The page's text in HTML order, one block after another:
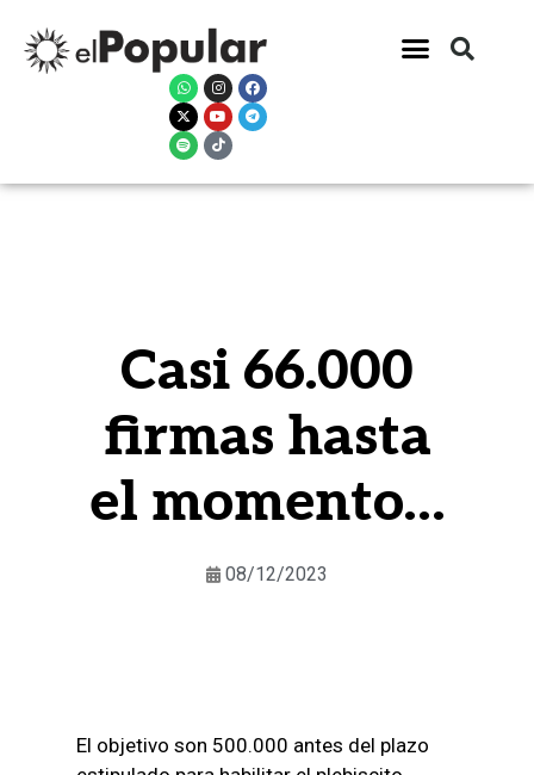
Casi 66.000
firmas hasta
el momento…
08/12/2023
El objetivo son 500.000 antes del plazo